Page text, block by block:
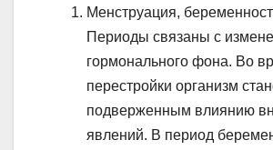
Менструация,
Периоды связаны с
гормонального фона. Во
перестройки организм
подверженным влиянию
явлений. В период